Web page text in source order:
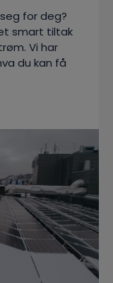
for deg?
smart tiltak
Vi har
du kan få